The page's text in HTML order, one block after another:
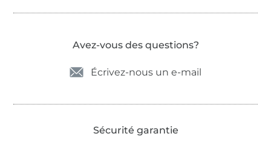
Avez-vous des questions?
Écrivez-nous un e-mail
Sécurité garantie